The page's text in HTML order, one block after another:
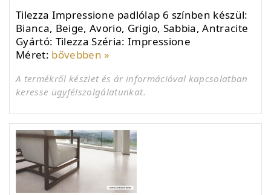
Tilezza Impressione padlólap 6 színben készül:
Bianca, Beige, Avorio, Grigio, Sabbia, Antracite
Gyártó: Tilezza Széria: Impressione
Méret: bővebben »
A termékről készlet és ár információval kapcsolatban
keresse ügyfélszolgálatunkat.